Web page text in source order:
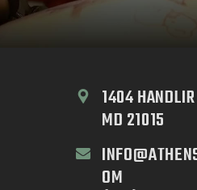
1404
MD 21015
OM